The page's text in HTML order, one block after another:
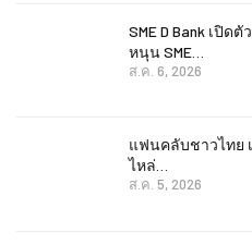
SME D Bank เปิดตั
หนุน SME…
ส.ค. 6, 2026
แฟนคลับชาวไทย
ไหล่…
ส.ค. 5, 2026